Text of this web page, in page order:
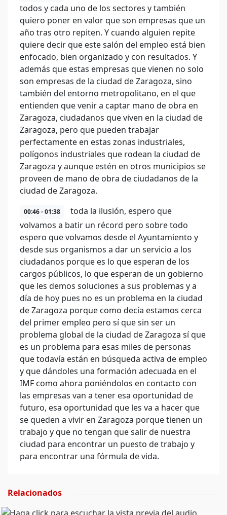
todos y cada uno de los sectores y también
quiero poner en valor que son empresas que un
año tras otro repiten. Y cuando alguien repite
quiere decir que este salón del empleo está bien
enfocado, bien organizado y con resultados. Y
además que estas empresas que vienen no solo
son empresas de la ciudad de Zaragoza, sino
también del entorno metropolitano, en el que
entienden que venir a captar mano de obra en
Zaragoza, ciudadanos que viven en la ciudad de
Zaragoza, pero que pueden trabajar
perfectamente en estas zonas industriales,
polígonos industriales que rodean la ciudad de
Zaragoza y aunque estén en otros municipios se
proveen de mano de obra de ciudadanos de la
ciudad de Zaragoza.
00:46 - 01:38
toda la ilusión, espero que
volvamos a batir un récord pero sobre todo
espero que volvamos desde el Ayuntamiento y
desde sus organismos a dar un servicio a los
ciudadanos porque es lo que esperan de los
cargos públicos, lo que esperan de un gobierno
que les demos soluciones a sus problemas y a
día de hoy pues no es un problema en la ciudad
de Zaragoza porque como decía estamos cerca
del primer empleo pero sí que sin ser un
problema global de la ciudad de Zaragoza sí que
es un problema para esas miles de personas
que todavía están en búsqueda activa de empleo
y que dándoles una formación adecuada en el
IMF como ahora poniéndolos en contacto con
las empresas van a tener esa oportunidad de
futuro, esa oportunidad que les va a hacer que
se queden a vivir en Zaragoza porque tienen un
trabajo y que no tengan que salir de nuestra
ciudad para encontrar un puesto de trabajo y
para encontrar una fórmula de vida.
Relacionados